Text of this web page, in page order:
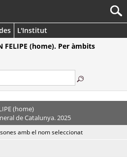
L'Institut
FELIPE (home). Per àmbits
(home)
de Catalunya. 2025
amb el nom seleccionat